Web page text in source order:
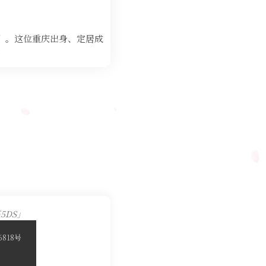
这位重庆出身、定居成
」
号